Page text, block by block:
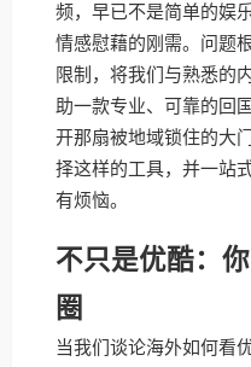
频，早已不是简单的娱
情感慰藉的刚需。问题
限制，将我们与熟悉的
助一款专业、可靠的回
开那扇被地域锁住的大
择这样的工具，并一站
有烦恼。
不只是优酷：
圈
当我们谈论海外如何看